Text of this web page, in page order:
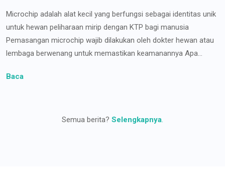
Microchip adalah alat kecil yang berfungsi sebagai identitas unik
untuk hewan peliharaan mirip dengan KTP bagi manusia
Pemasangan microchip wajib dilakukan oleh dokter hewan atau
lembaga berwenang untuk memastikan keamanannya Apa...
Baca
Semua berita? Selengkapnya